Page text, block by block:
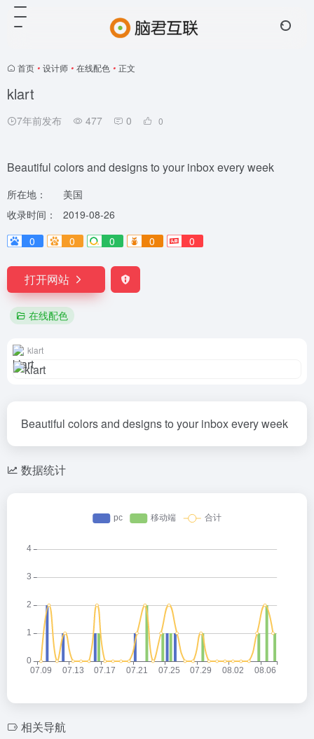
首页 • 设计师 • 在线配色 • 正文
klart
7年前发布 477 0 0
Beautiful colors and designs to your inbox every week
所在地：
美国
收录时间：
2019-08-26
0
0 0 0 0
打开网站
在线配色
klart
Beautiful colors and designs to your inbox every week
数据统计
相关导航